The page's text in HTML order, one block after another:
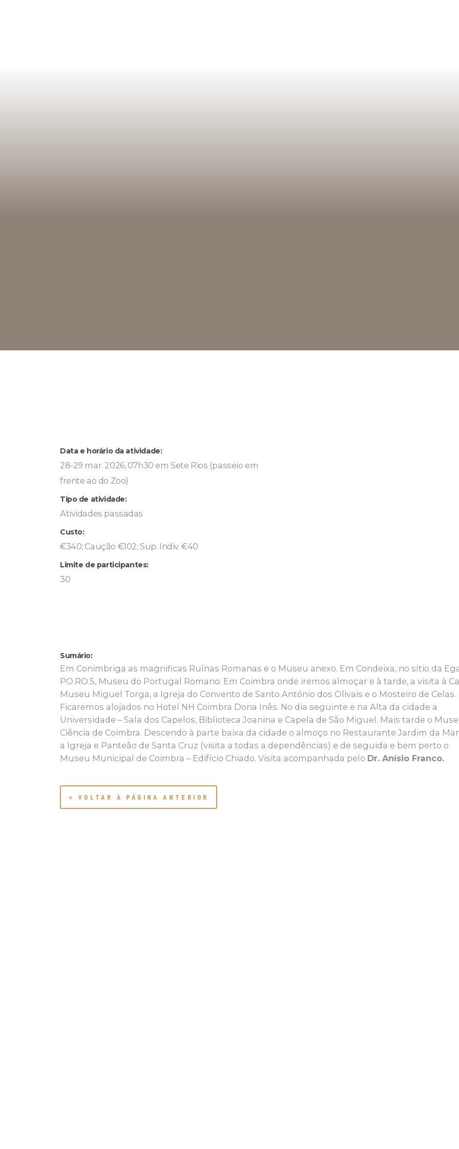
Data e horário da atividade:
28-29 mar. 2026, 07h30 em Sete Rios (passeio em
frente ao do Zoo)
Tipo de atividade:
Atividades passadas
Custo:
€340; Caução €102; Sup. Indiv. €40
Limite de participantes:
30
Sumário:
Em Conimbriga as magnificas Ruínas Romanas e o Museu anexo. Em Condeixa, no sítio da
PO.RO.S, Museu do Portugal Romano. Em Coimbra onde iremos almoçar e à tarde, a visita à
Museu Miguel Torga, a Igreja do Convento de Santo António dos Olivais e o Mosteiro de Celas.
Ficaremos alojados no Hotel NH Coimbra Dona Inês. No dia seguinte e na Alta da cidade a
Universidade – Sala dos Capelos, Biblioteca Joanina e Capela de São Miguel. Mais tarde o
Ciência de Coimbra. Descendo à parte baixa da cidade o almoço no Restaurante Jardim da
a Igreja e Panteão de Santa Cruz (visita a todas a dependências) e de seguida e bem perto o
Museu Municipal de Coimbra – Edifício Chiado. Visita acompanhada pelo Dr. Anísio Franco.
< VOLTAR À PÁGINA ANTERIOR